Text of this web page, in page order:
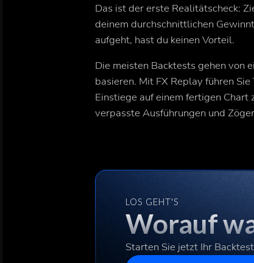
Das ist der erste Realitätscheck:
deinem durchschnittlichen
aufgeht, hast du keinen Vorteil.
Die meisten Backtests gehen von
basieren. Mit FX Replay führen
Einstiege auf einem fertigen
verpasste Ausführungen und
LOS GEHT'S
Worauf
Starten Sie jetzt Ihr